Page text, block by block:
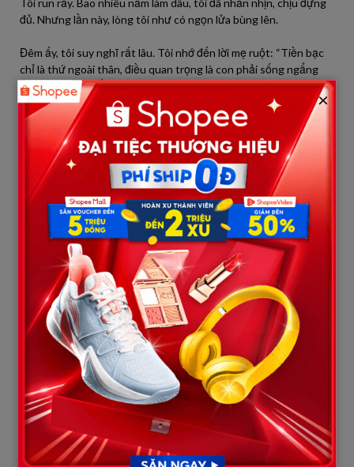
Tôi run rẩy. Bao nhiêu năm làm dâu, tôi đã nhẫn nhịn, chịu đựng
đủ. Nhưng lần này, lòng tôi như có ngọn lửa bùng lên.
Đêm ấy, tôi suy nghĩ rất lâu. Tôi nhớ đến lời mẹ ruột: “Tiền bạc
chỉ là thứ ngoài thân, điều quan trọng là con phải sống ngẩng
cao đầu, đừng để ai coi khinh.” Và rồi, tôi quyết định làm một việc
chưa từng dám nghĩ.
Quyết định của tôi
Sáng hôm sau, tôi đến ngân hàng, rút toàn bộ sổ tiết kiệm còn
lại của hai vợ chồng. Không nhiều, chỉ hơn trăm triệu. Tôi ôm con
về nhà ngoại. Đặt con trai lên giường, tôi nói với mẹ:
– Con không chịu đựng nổi nữa. Con sẽ tự lo lấy cuộc sống của
mình, không thể bị nhà chồng hút máu mãi.
Mẹ tôi nắm tay tôi, mắt buồn nhưng kiên quyết:
– Mẹ đã chờ ngày này. Con phải tự cứu mình thôi.
Tôi thuê một căn phòng nhỏ gần chỗ làm, bắt đầu cuộc sống
mới. Tôi để lại cho chồng một lá thư:
“Anh, em đã cố gắng vì gia đình này, nhưng mẹ anh không coi em
là con người. Em không thể để con lớn lên trong cảnh chứng
kiến mẹ nó bị coi rẻ. Nếu anh thực sự thương vợ con, hãy lựa
chọn. Còn không, coi như chúng ta dừng lại.”
Cú sốc cho mẹ chồng
×